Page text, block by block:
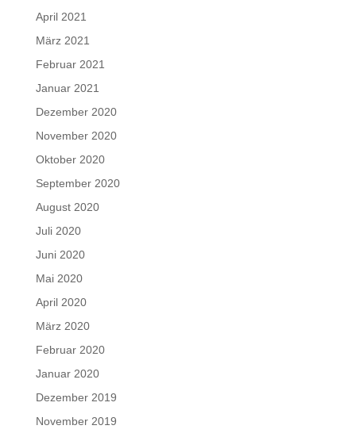
April 2021
März 2021
Februar 2021
Januar 2021
Dezember 2020
November 2020
Oktober 2020
September 2020
August 2020
Juli 2020
Juni 2020
Mai 2020
April 2020
März 2020
Februar 2020
Januar 2020
Dezember 2019
November 2019